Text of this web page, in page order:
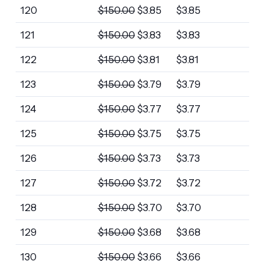
120 $150.00 $3.85 $3.85
121 $150.00 $3.83 $3.83
122 $150.00 $3.81 $3.81
123 $150.00 $3.79 $3.79
124 $150.00 $3.77 $3.77
125 $150.00 $3.75 $3.75
126 $150.00 $3.73 $3.73
127 $150.00 $3.72 $3.72
128 $150.00 $3.70 $3.70
129 $150.00 $3.68 $3.68
130 $150.00 $3.66 $3.66